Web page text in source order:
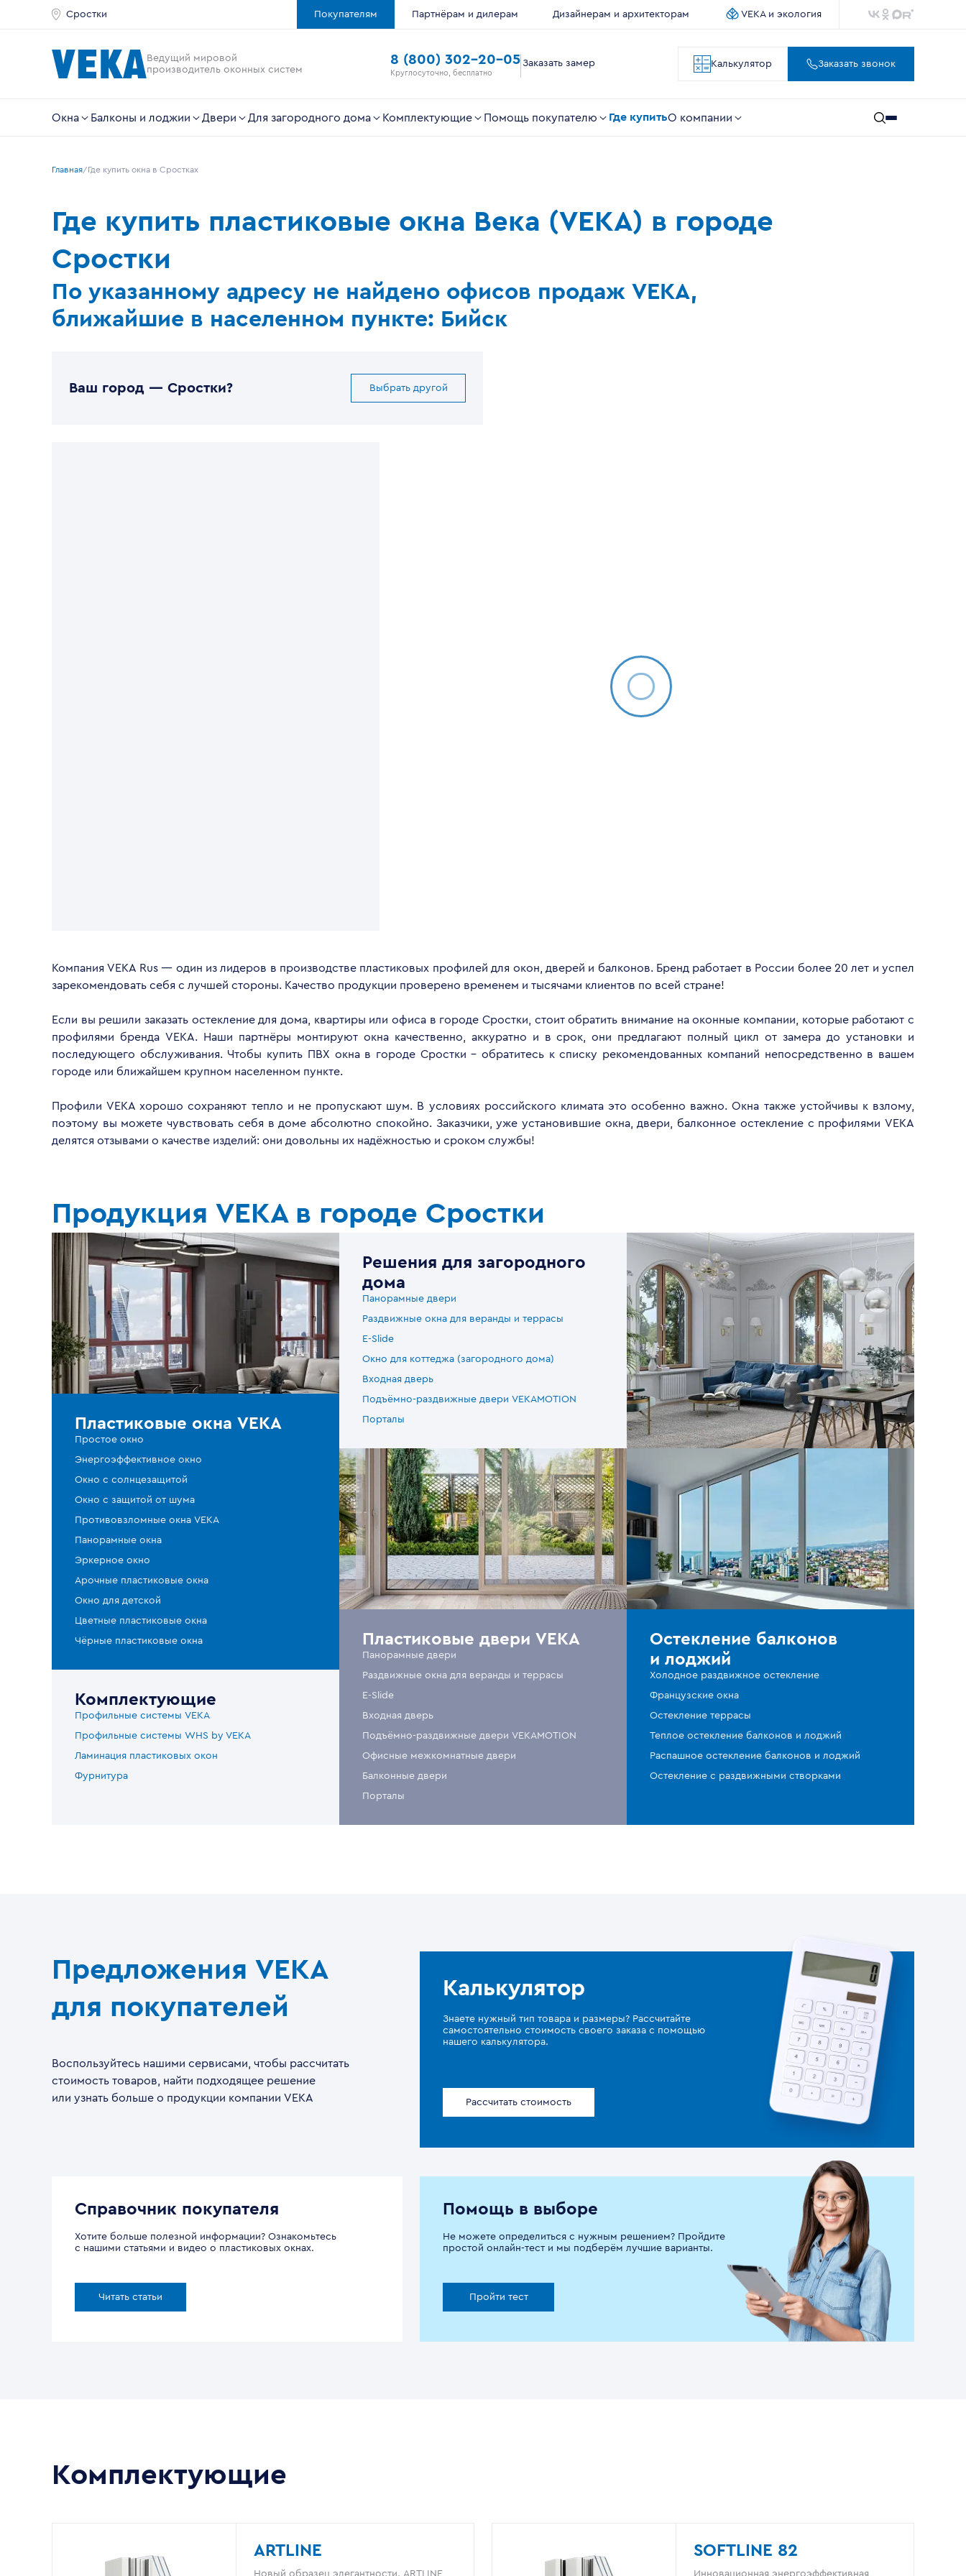
Сростки Покупателям Партнёрам и дилерам Дизайнерам и архитекторам VEKA и экология
Ведущий мировой
производитель оконных систем
8 (800) 302-20-05
Круглосуточно, бесплатно
Заказать замер Калькулятор Заказать звонок
Окна Балконы и лоджии Двери Для загородного дома Комплектующие Помощь покупателю Где купитьО компании
Главная Где купить окна в Сростках
Где купить пластиковые окна Века (VEKA) в городе
Сростки
По указанному адресу не найдено офисов продаж VEKA,
ближайшие в населенном пункте: Бийск
Ваш город — Сростки? Выбрать другой
Компания VEKA Rus — один из лидеров в производстве пластиковых профилей для окон, дверей и балконов. Бренд работает в России более 20 лет и успел
зарекомендовать себя с лучшей стороны. Качество продукции проверено временем и тысячами клиентов по всей стране!
Если вы решили заказать остекление для дома, квартиры или офиса в городе Сростки, стоит обратить внимание на оконные компании, которые работают с
профилями бренда VEKA. Наши партнёры монтируют окна качественно, аккуратно и в срок, они предлагают полный цикл от замера до установки и
последующего обслуживания. Чтобы купить ПВХ окна в городе Сростки - обратитесь к списку рекомендованных компаний непосредственно в вашем
городе или ближайшем крупном населенном пункте.
Профили VEKA хорошо сохраняют тепло и не пропускают шум. В условиях российского климата это особенно важно. Окна также устойчивы к взлому,
поэтому вы можете чувствовать себя в доме абсолютно спокойно. Заказчики, уже установившие окна, двери, балконное остекление с профилями VEKA
делятся отзывами о качестве изделий: они довольны их надёжностью и сроком службы!
Продукция VEKA в городе Сростки
Пластиковые окна VEKA
Простое окно
Энергоэффективное окно
Окно с солнцезащитой
Окно с защитой от шума
Противовзломные окна VEKA
Панорамные окна
Эркерное окно
Арочные пластиковые окна
Окно для детской
Цветные пластиковые окна
Чёрные пластиковые окна
Комплектующие
Профильные системы VEKA
Профильные системы WHS by VEKA
Ламинация пластиковых окон
Фурнитура
Решения для загородного
дома
Панорамные двери
Раздвижные окна для веранды и террасы
E-Slide
Окно для коттеджа (загородного дома)
Входная дверь
Подъёмно-раздвижные двери VEKAMOTION
Порталы
Пластиковые двери VEKA
Панорамные двери
Раздвижные окна для веранды и террасы
E-Slide
Входная дверь
Подъёмно-раздвижные двери VEKAMOTION
Офисные межкомнатные двери
Балконные двери
Порталы
Остекление балконов
и лоджий
Холодное раздвижное остекление
Французские окна
Остекление террасы
Теплое остекление балконов и лоджий
Распашное остекление балконов и лоджий
Остекление с раздвижными створками
Предложения VEKA
для покупателей
Воспользуйтесь нашими сервисами, чтобы рассчитать
стоимость товаров, найти подходящее решение
или узнать больше о продукции компании VEKA
Калькулятор
Знаете нужный тип товара и размеры? Рассчитайте
самостоятельно стоимость своего заказа с помощью
нашего калькулятора.
Рассчитать стоимость
Справочник покупателя
Хотите больше полезной информации? Ознакомьтесь
с нашими статьями и видео о пластиковых окнах.
Читать статьи
Помощь в выборе
Не можете определиться с нужным решением? Пройдите
простой онлайн-тест и мы подберём лучшие варианты.
Пройти тест
Комплектующие
ARTLINE
Новый образец элегантности. ARTLINE
SOFTLINE 82
Инновационная энергоэффективная